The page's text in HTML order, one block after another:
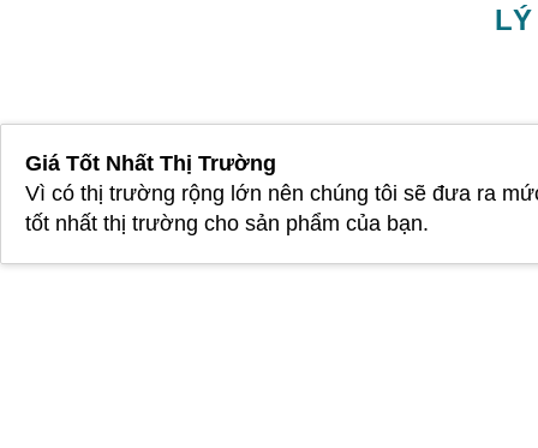
LÝ
Giá Tốt Nhất Thị Trường
Vì có thị trường rộng lớn nên chúng tôi sẽ đưa ra
tốt nhất thị trường cho sản phẩm của bạn.